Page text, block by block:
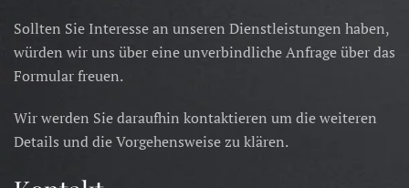
Sollten Sie Interesse an unseren Dienstleistungen haben,
würden wir uns über eine unverbindliche Anfrage über das
Formular freuen.
Wir werden Sie daraufhin kontaktieren um die weiteren
Details und die Vorgehensweise zu klären.